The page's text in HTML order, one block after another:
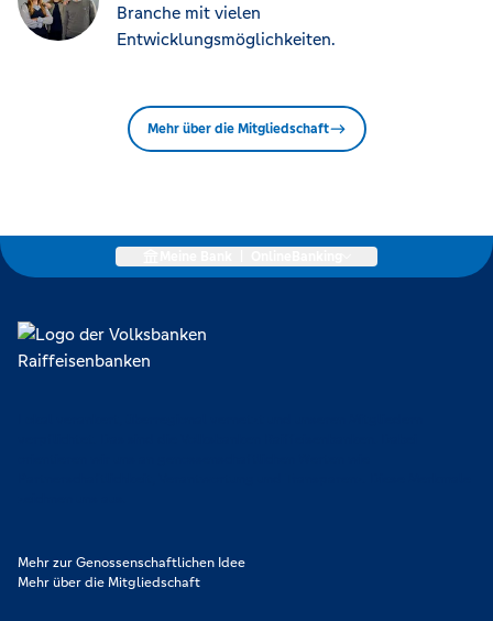
Branche mit vielen
Entwicklungsmöglichkeiten.
Mehr über die Mitgliedschaft
Mehr zur Genossenschaftlichen Idee
Mehr über die Mitgliedschaft